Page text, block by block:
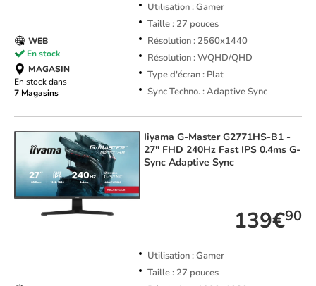
Utilisation : Gamer
Taille : 27 pouces
Résolution : 2560x1440
Résolution : WQHD/QHD
Type d'écran : Plat
Sync Techno. : Adaptive Sync
WEB
En stock
MAGASIN
En stock dans
7 Magasins
Iiyama G-Master G2771HS-B1 -
27" FHD 240Hz Fast IPS 0.4ms G-
Sync Adaptive Sync
139€90
Utilisation : Gamer
Taille : 27 pouces